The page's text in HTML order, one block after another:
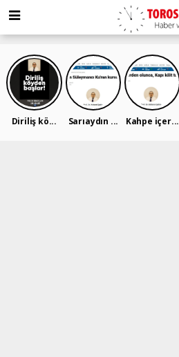
Diriliş kö... Sarıaydın ... Kahpe içer...